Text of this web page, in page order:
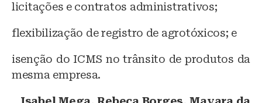
licitações e contratos administrativos;
flexibilização de registro de agrotóxicos; e
isenção do ICMS no trânsito de produtos da
mesma empresa.